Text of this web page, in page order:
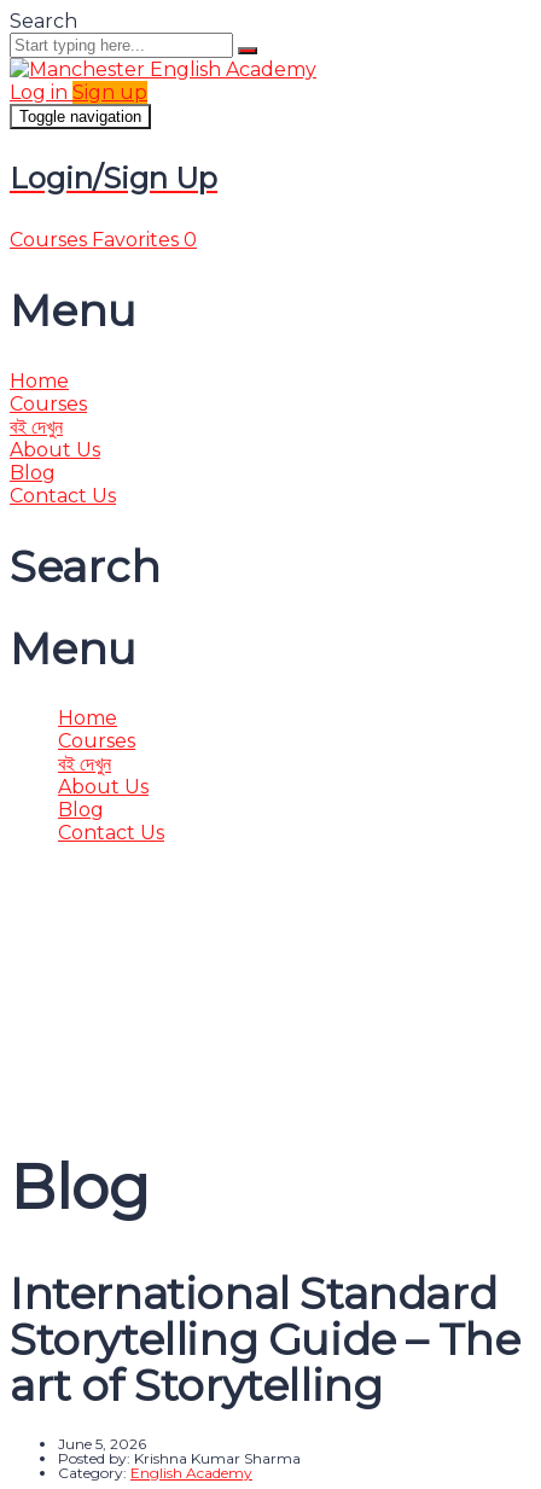
Search
Log in Sign up
Toggle navigation
Login/Sign Up
Courses Favorites 0
Menu
Home
Courses
বই দেখুন
About Us
Blog
Contact Us
Search
Menu
Home
Courses
বই দেখুন
About Us
Blog
Contact Us
Blog
International Standard
Storytelling Guide – The
art of Storytelling
June 5, 2026
Posted by: Krishna Kumar Sharma
Category: English Academy